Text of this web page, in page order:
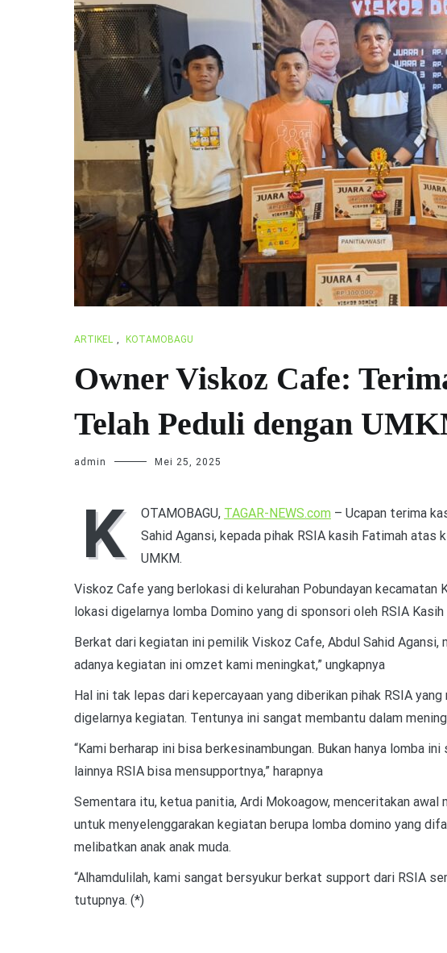
ARTIKEL , KOTAMOBAGU
Owner Viskoz Cafe:
Telah Peduli dengan
admin Mei 25, 2025
K OTAMOBAGU, TAGAR-NEWS.com – Ucapan terima
Sahid Agansi, kepada pihak RSIA kasih Fatimah atas
UMKM.
Viskoz Cafe yang berlokasi di kelurahan Pobundayan kecamatan
lokasi digelarnya lomba Domino yang di sponsori oleh RSIA Kasih
Berkat dari kegiatan ini pemilik Viskoz Cafe, Abdul Sahid Agansi,
adanya kegiatan ini omzet kami meningkat,” ungkapnya
Hal ini tak lepas dari kepercayaan yang diberikan pihak RSIA
digelarnya kegiatan. Tentunya ini sangat membantu dalam
“Kami berharap ini bisa berkesinambungan. Bukan hanya lomba
lainnya RSIA bisa mensupportnya,” harapnya
Sementara itu, ketua panitia, Ardi Mokoagow, menceritakan awal
untuk menyelenggarakan kegiatan berupa lomba domino yang
melibatkan anak anak muda.
“Alhamdulilah, kami sangat bersyukur berkat support dari RSIA
tutupnya. (*)